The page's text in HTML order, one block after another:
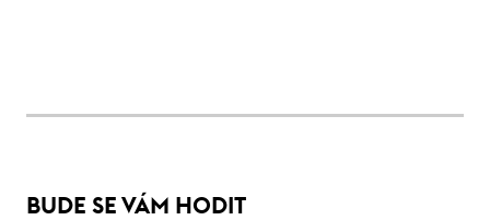
BUDE SE VÁM HODIT